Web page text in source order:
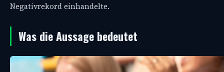
Negativrekord einhandelte.
Was die Aussage bedeutet